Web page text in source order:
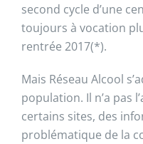
second cycle d’une
toujours à vocation
rentrée 2017(*).
Mais Réseau Alcool
population. Il n’a pas
certains sites, des
problématique de la